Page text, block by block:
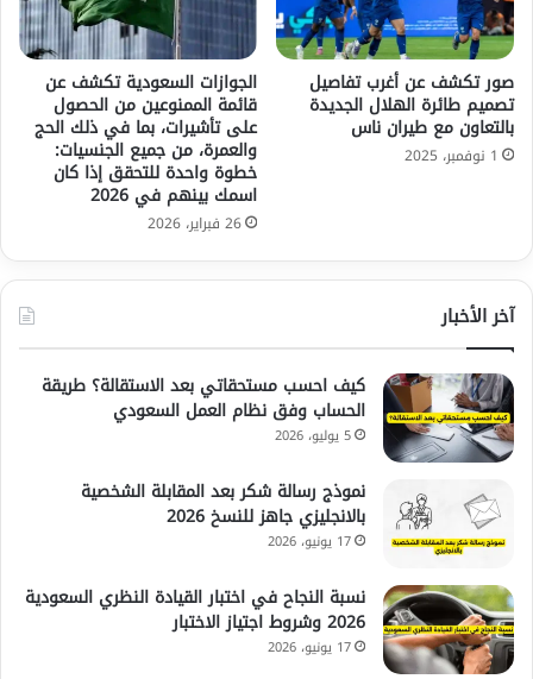
صور تكشف عن أغرب تفاصيل
تصميم طائرة الهلال الجديدة
بالتعاون مع طيران ناس
1 نوفمبر، 2025
الجوازات السعودية تكشف عن
قائمة الممنوعين من الحصول
على تأشيرات، بما في ذلك الحج
والعمرة، من جميع الجنسيات:
خطوة واحدة للتحقق إذا كان
اسمك بينهم في 2026
26 فبراير، 2026
آخر الأخبار
كيف احسب مستحقاتي بعد الاستقالة؟ طريقة
الحساب وفق نظام العمل السعودي
5 يوليو، 2026
نموذج رسالة شكر بعد المقابلة الشخصية
بالانجليزي جاهز للنسخ 2026
17 يونيو، 2026
نسبة النجاح في اختبار القيادة النظري السعودية
2026 وشروط اجتياز الاختبار
17 يونيو، 2026